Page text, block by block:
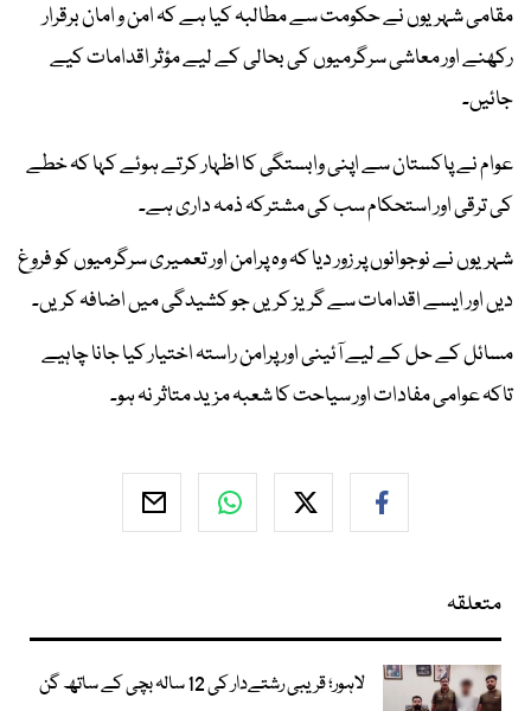
مقامی شہریوں نے حکومت سے مطالبہ کیا ہے کہ امن و امان برقرار
رکھنے اور معاشی سرگرمیوں کی بحالی کے لیے مؤثر اقدامات کیے
جائیں۔
عوام نے پاکستان سے اپنی وابستگی کا اظہار کرتے ہوئے کہا کہ خطے
کی ترقی اور استحکام سب کی مشترکہ ذمہ داری ہے۔
شہریوں نے نوجوانوں پر زور دیا کہ وہ پرامن اور تعمیری سرگرمیوں کو فروغ
دیں اور ایسے اقدامات سے گریز کریں جو کشیدگی میں اضافہ کریں۔
مسائل کے حل کے لیے آئینی اور پرامن راستہ اختیار کیا جانا چاہیے
تاکہ عوامی مفادات اور سیاحت کا شعبہ مزید متاثر نہ ہو۔
متعلقہ
لاہور؛ قریبی رشتےدار کی 12 سالہ بچی کے ساتھ گن